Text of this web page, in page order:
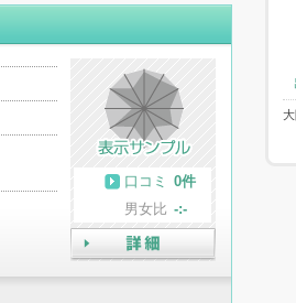
口コミ
0件
男女比 -:-